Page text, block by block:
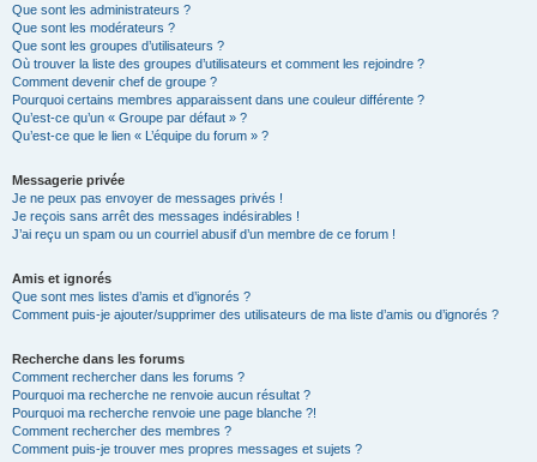
Que sont les administrateurs ?
Que sont les modérateurs ?
Que sont les groupes d’utilisateurs ?
Où trouver la liste des groupes d’utilisateurs et comment les rejoindre ?
Comment devenir chef de groupe ?
Pourquoi certains membres apparaissent dans une couleur différente ?
Qu’est-ce qu’un « Groupe par défaut » ?
Qu’est-ce que le lien « L’équipe du forum » ?
Messagerie privée
Je ne peux pas envoyer de messages privés !
Je reçois sans arrêt des messages indésirables !
J’ai reçu un spam ou un courriel abusif d’un membre de ce forum !
Amis et ignorés
Que sont mes listes d’amis et d’ignorés ?
Comment puis-je ajouter/supprimer des utilisateurs de ma liste d’amis ou d’ignorés ?
Recherche dans les forums
Comment rechercher dans les forums ?
Pourquoi ma recherche ne renvoie aucun résultat ?
Pourquoi ma recherche renvoie une page blanche ?!
Comment rechercher des membres ?
Comment puis-je trouver mes propres messages et sujets ?